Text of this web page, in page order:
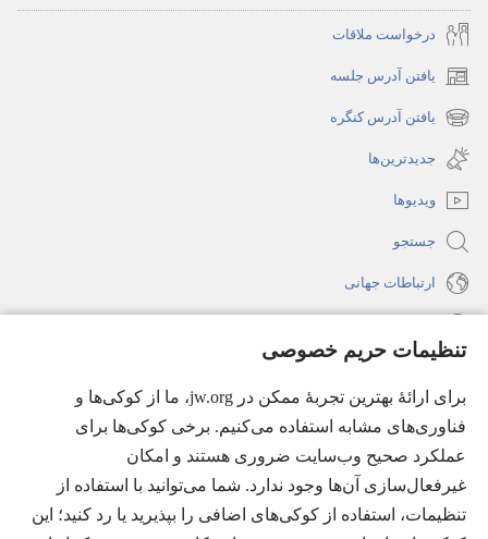
تنظیمات حریم خصوصی
برای ارائهٔ بهترین تجربهٔ ممکن در jw.org، ما از کوکی‌ها و
فناوری‌های مشابه استفاده می‌کنیم. برخی کوکی‌ها برای
عملکرد صحیح وب‌سایت ضروری هستند و امکان
غیرفعال‌سازی آن‌ها وجود ندارد. شما می‌توانید با استفاده از
تنظیمات، استفاده از کوکی‌های اضافی را بپذیرید یا رد کنید؛ این
درخواست ملاقات
یافتن آدرس جلسه
(پنجره‌ای
جدید
می‌شود)
یافتن آدرس کنگره
(پنجره‌ای
جدید
باز
می‌شود)
جدیدترین‌ها
ویدیوها
جستجو
ارتباطات جهانی
(پنجره‌ای
جدید
می‌شود)
کتابخانهٔ آنلاین نشریات شاهدان یَهُوَه
(پنجره‌ای
جدید
می‌شود)
JW Hub
®
(پنجره‌ای